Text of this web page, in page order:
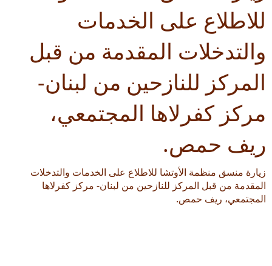
للاطلاع على الخدمات
والتدخلات المقدمة من قبل
المركز للنازحين من لبنان-
مركز كفرلاها المجتمعي،
ريف حمص.
زيارة منسق منظمة الأوتشا للاطلاع على الخدمات والتدخلات
المقدمة من قبل المركز للنازحين من لبنان- مركز كفرلاها
المجتمعي، ريف حمص.